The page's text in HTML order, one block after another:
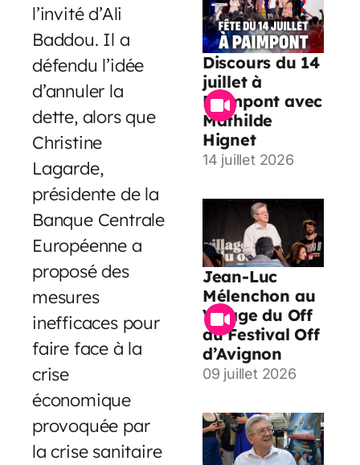
l’invité d’Ali
Baddou. Il a
défendu l’idée
d’annuler la
dette, alors que
Christine
Lagarde,
présidente de la
Banque Centrale
Européenne a
proposé des
mesures
inefficaces pour
faire face à la
crise
économique
provoquée par
la crise sanitaire
Discours du 14
juillet à
Paimpont avec
Mathilde
Hignet
14 juillet 2026
Jean-Luc
Mélenchon au
Village du Off
du Festival Off
d’Avignon
09 juillet 2026